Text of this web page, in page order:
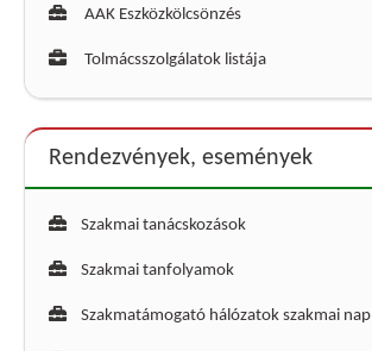
AAK Eszközkölcsönzés
Tolmácsszolgálatok listája
Rendezvények, események
Szakmai tanácskozások
Szakmai tanfolyamok
Szakmatámogató hálózatok szakmai nap